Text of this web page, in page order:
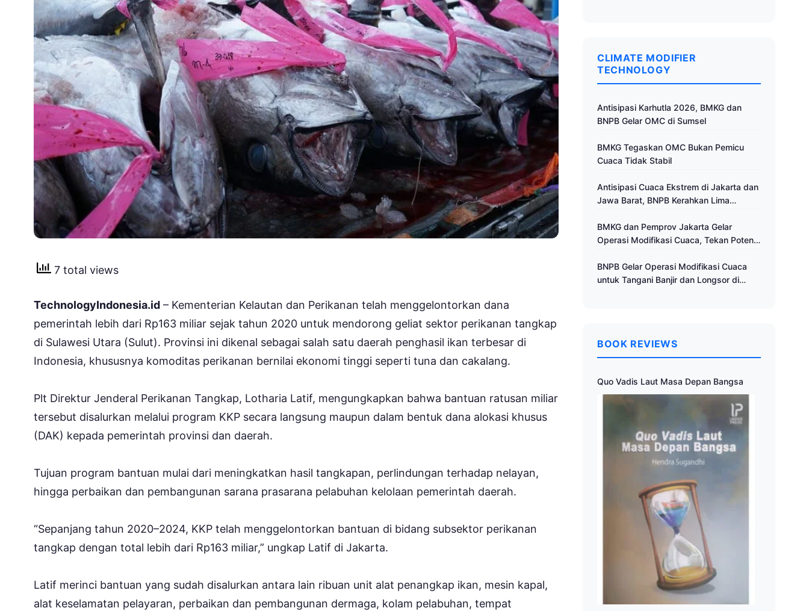
7 total views
TechnologyIndonesia.id – Kementerian Kelautan dan Perikanan telah menggelontorkan dana
pemerintah lebih dari Rp163 miliar sejak tahun 2020 untuk mendorong geliat sektor perikanan tangkap
di Sulawesi Utara (Sulut). Provinsi ini dikenal sebagai salah satu daerah penghasil ikan terbesar di
Indonesia, khususnya komoditas perikanan bernilai ekonomi tinggi seperti tuna dan cakalang.
Plt Direktur Jenderal Perikanan Tangkap, Lotharia Latif, mengungkapkan bahwa bantuan ratusan miliar
tersebut disalurkan melalui program KKP secara langsung maupun dalam bentuk dana alokasi khusus
(DAK) kepada pemerintah provinsi dan daerah.
Tujuan program bantuan mulai dari meningkatkan hasil tangkapan, perlindungan terhadap nelayan,
hingga perbaikan dan pembangunan sarana prasarana pelabuhan kelolaan pemerintah daerah.
“Sepanjang tahun 2020–2024, KKP telah menggelontorkan bantuan di bidang subsektor perikanan
tangkap dengan total lebih dari Rp163 miliar,” ungkap Latif di Jakarta.
Latif merinci bantuan yang sudah disalurkan antara lain ribuan unit alat penangkap ikan, mesin kapal,
alat keselamatan pelayaran, perbaikan dan pembangunan dermaga, kolam pelabuhan, tempat
CLIMATE MODIFIER
TECHNOLOGY
Antisipasi Karhutla 2026, BMKG dan
BNPB Gelar OMC di Sumsel
BMKG Tegaskan OMC Bukan Pemicu
Cuaca Tidak Stabil
Antisipasi Cuaca Ekstrem di Jakarta dan
Jawa Barat, BNPB Kerahkan Lima
Cuaca
BMKG dan Pemprov Jakarta Gelar
Operasi Modifikasi Cuaca, Tekan Potensi
BNPB Gelar Operasi Modifikasi Cuaca
untuk Tangani Banjir dan Longsor di
BOOK REVIEWS
Quo Vadis Laut Masa Depan Bangsa